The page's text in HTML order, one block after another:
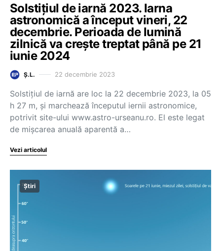
Solstițiul de iarnă 2023. Iarna
astronomică a început vineri, 22
decembrie. Perioada de lumină
zilnică va crește treptat până pe 21
iunie 2024
Ș.L. 22 decembrie 2023
Solstiţiul de iarnă are loc la 22 decembrie 2023, la 05
h 27 m, şi marchează începutul iernii astronomice,
potrivit site-ului www.astro-urseanu.ro. El este legat
de mişcarea anuală aparentă a…
Vezi articolul
Știri